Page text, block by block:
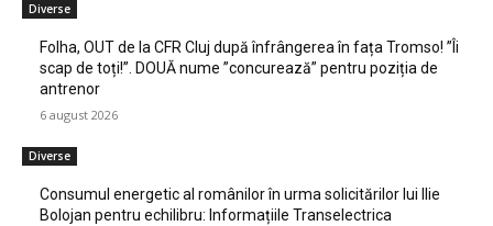
Diverse
Folha, OUT de la CFR Cluj după înfrângerea în fața Tromso! ”Îi
scap de toți!”. DOUĂ nume ”concurează” pentru poziția de
antrenor
6 august 2026
Diverse
Consumul energetic al românilor în urma solicitărilor lui Ilie
Bolojan pentru echilibru: Informațiile Transelectrica